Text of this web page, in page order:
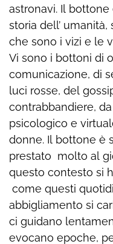
astronavi. Il
storia dell’
che sono i vizi e le
Vi sono i bottoni di
comunicazione, di
luci rosse, del
contrabbandiere,
psicologico e
donne. Il bottone è
prestato molto al
questo contesto si
come questi
abbigliamento si
ci guidano
evocano epoche,